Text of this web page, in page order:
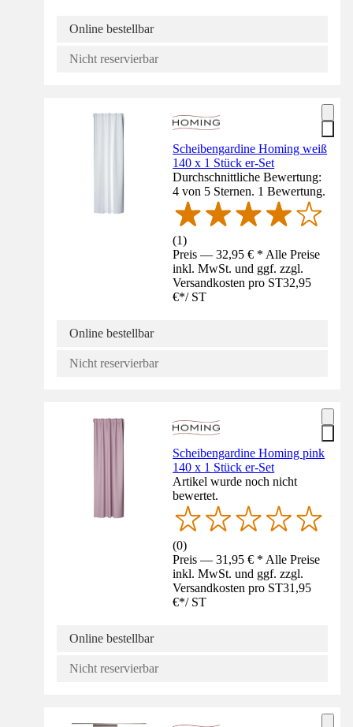
Online bestellbar
Nicht reservierbar
Scheibengardine Homing weiß
140 x 1 Stück er-Set
Durchschnittliche Bewertung:
4 von 5 Sternen. 1 Bewertung.
(1)
Preis — 32,95 € * Alle Preise
inkl. MwSt. und ggf. zzgl.
Versandkosten pro ST32,95
€*/ ST
Online bestellbar
Nicht reservierbar
Scheibengardine Homing pink
140 x 1 Stück er-Set
Artikel wurde noch nicht
bewertet.
(0)
Preis — 31,95 € * Alle Preise
inkl. MwSt. und ggf. zzgl.
Versandkosten pro ST31,95
€*/ ST
Online bestellbar
Nicht reservierbar